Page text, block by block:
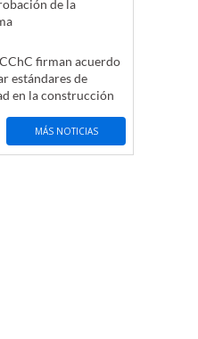
de la
firman acuerdo
estándares de
en la construcción
MÁS NOTICIAS